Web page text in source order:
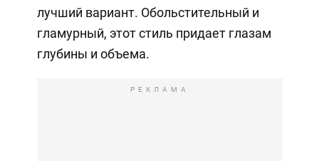
лучший вариант. Обольстительный и
гламурный, этот стиль придает глазам
глубины и объема.
РЕКЛАМА